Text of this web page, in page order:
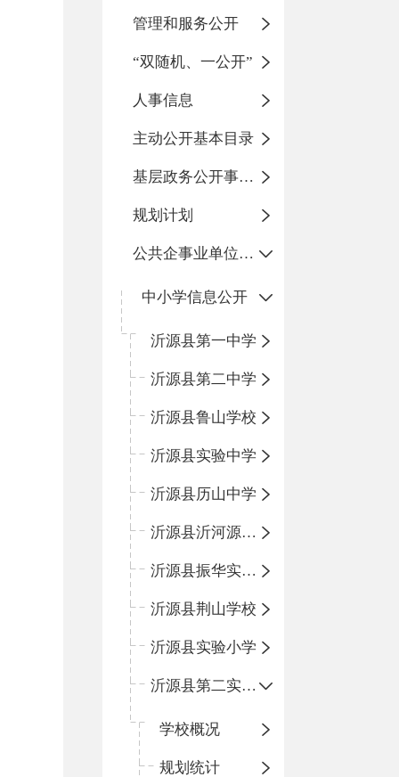
管理和服务公开
“双随机、一公开”
人事信息
主动公开基本目录
基层政务公开事项标准目录
规划计划
公共企事业单位信息公开
中小学信息公开
沂源县第一中学
沂源县第二中学
沂源县鲁山学校
沂源县实验中学
沂源县历山中学
沂源县沂河源学校
沂源县振华实验学校
沂源县荆山学校
沂源县实验小学
沂源县第二实验小学
学校概况
规划统计